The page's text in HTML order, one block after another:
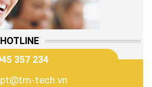
HOTLINE
357 234
tech.vn